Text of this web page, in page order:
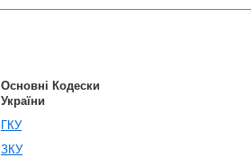
Основні Кодески
України
ГКУ
ЗКУ